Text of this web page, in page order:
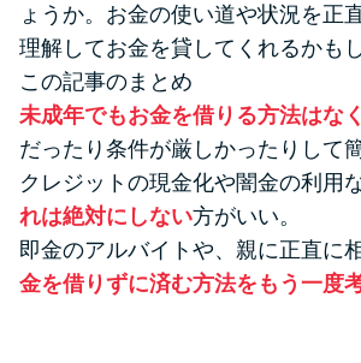
ょうか。お金の使い道や状況を正
理解してお金を貸してくれるかも
この記事のまとめ
未成年でもお金を借りる方法はな
だったり条件が厳しかったりして
クレジットの現金化や闇金の利用
れは絶対にしない方がいい。
即金のアルバイトや、親に正直に
金を借りずに済む方法をもう一度